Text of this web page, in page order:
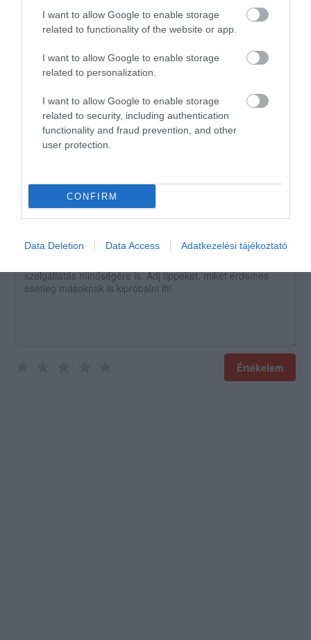
I want to allow Google to enable storage
related to functionality of the website or app.
I want to allow Google to enable storage
related to personalization.
I want to allow Google to enable storage
related to security, including authentication
functionality and fraud prevention, and other
user protection.
CONFIRM
Data Deletion Data Access Adatkezelési tájékoztató
Faludi Katalin
2016. Július 22.
Jelentés
Fehér Panna
2016. Július 22.
nagyon szeretjük!
Értékelem